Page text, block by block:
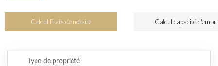
Calcul Frais de notaire Calcul capacité